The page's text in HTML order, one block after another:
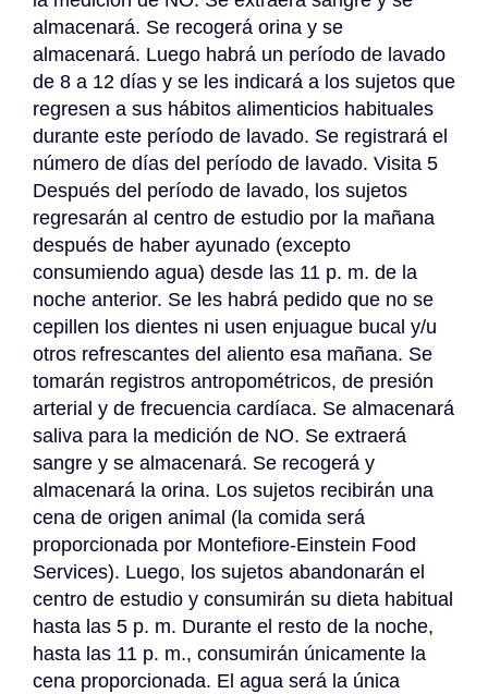
almacenará. Se recogerá orina y se
almacenará. Luego habrá un período de lavado
de 8 a 12 días y se les indicará a los sujetos que
regresen a sus hábitos alimenticios habituales
durante este período de lavado. Se registrará el
número de días del período de lavado. Visita 5
Después del período de lavado, los sujetos
regresarán al centro de estudio por la mañana
después de haber ayunado (excepto
consumiendo agua) desde las 11 p. m. de la
noche anterior. Se les habrá pedido que no se
cepillen los dientes ni usen enjuague bucal y/u
otros refrescantes del aliento esa mañana. Se
tomarán registros antropométricos, de presión
arterial y de frecuencia cardíaca. Se almacenará
saliva para la medición de NO. Se extraerá
sangre y se almacenará. Se recogerá y
almacenará la orina. Los sujetos recibirán una
cena de origen animal (la comida será
proporcionada por Montefiore-Einstein Food
Services). Luego, los sujetos abandonarán el
centro de estudio y consumirán su dieta habitual
hasta las 5 p. m. Durante el resto de la noche,
hasta las 11 p. m., consumirán únicamente la
cena proporcionada. El agua será la única